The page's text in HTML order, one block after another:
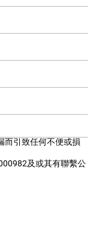
而引致任何不便或損
及或其有聯繫公